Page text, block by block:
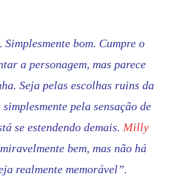
bom. Cumpre o
a personagem, mas parece
Seja pelas escolhas ruins da
pela sensação de
se estendendo demais. Milly
bem, mas não há
realmente memorável”.